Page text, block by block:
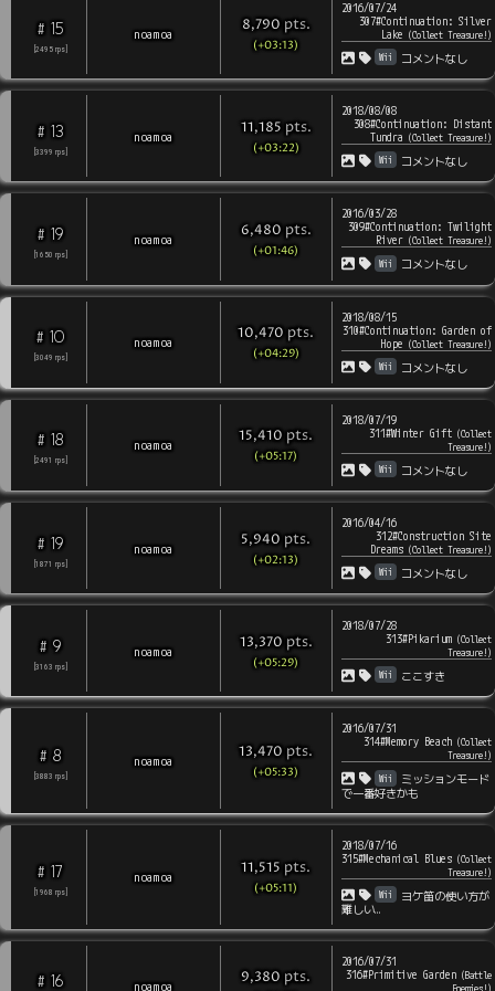
# 15
2495 rps
noamoa 8,790 pts.
(+03:13)
2016/07/24
307#Continuation: Silver
Lake (Collect Treasure!)
Wii
コメントなし
# 13
3399 rps
noamoa 11,185 pts.
(+03:22)
2018/08/08
308#Continuation: Distant
Tundra (Collect Treasure!)
Wii
コメントなし
# 19
1650 rps
noamoa 6,480 pts.
(+01:46)
2016/03/28
309#Continuation: Twilight
River(Collect Treasure!)
Wii
コメントなし
# 10
3049 rps
noamoa 10,470 pts.
(+04:29)
2018/08/15
310#Continuation: Garden of
Hope (Collect Treasure!)
Wii
コメントなし
# 18
2491 rps
noamoa 15,410 pts.
(+05:17)
2018/07/19
311#Winter Gift(Collect
Treasure!)
Wii
コメントなし
# 19
1871 rps
noamoa 5,940 pts.
(+02:13)
2016/04/16
312#Construction Site
Dreams(Collect Treasure!)
Wii
コメントなし
# 9
3163 rps
noamoa 13,370 pts.
(+05:29)
2018/07/28
313#Pikarium(Collect
Treasure!)
Wii
ここすき
# 8
3883 rps
noamoa 13,470 pts.
(+05:33)
2016/07/31
314#Memory Beach(Collect
Treasure!)
Wii
ミッションモード
で一番好きかも
# 17
1968 rps
noamoa 11,515 pts.
(+05:11)
2018/07/16
315#Mechanical Blues(Collect
Treasure!)
Wii
ヨケ笛の使い方が
難しい…
# 16 noamoa 9,380 pts.
2016/07/31
316#Primitive Garden(Battle
Enemies!)